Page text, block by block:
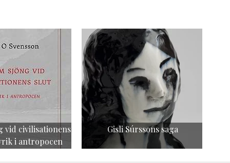
vid civilisationens
i antropocen
Gisli Súrssons saga